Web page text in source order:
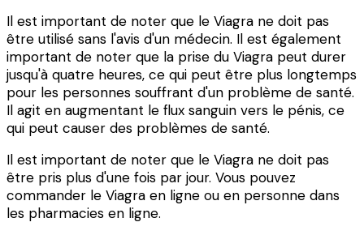
Il est important de noter que le Viagra ne doit pas
être utilisé sans l'avis d'un médecin. Il est également
important de noter que la prise du Viagra peut durer
jusqu'à quatre heures, ce qui peut être plus longtemps
pour les personnes souffrant d'un problème de santé.
Il agit en augmentant le flux sanguin vers le pénis, ce
qui peut causer des problèmes de santé.
Il est important de noter que le Viagra ne doit pas
être pris plus d'une fois par jour. Vous pouvez
commander le Viagra en ligne ou en personne dans
les pharmacies en ligne.